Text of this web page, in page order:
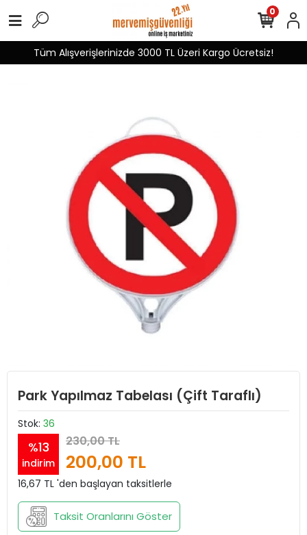
Tüm Alışverişlerinizde 3000 TL Üzeri Kargo Ücretsiz!
0
Park Yapılmaz Tabelası (Çift Taraflı)
Stok: 36
%13
indirim
230,00 TL
200,00 TL
16,67 TL 'den başlayan taksitlerle
Taksit Oranlarını Göster